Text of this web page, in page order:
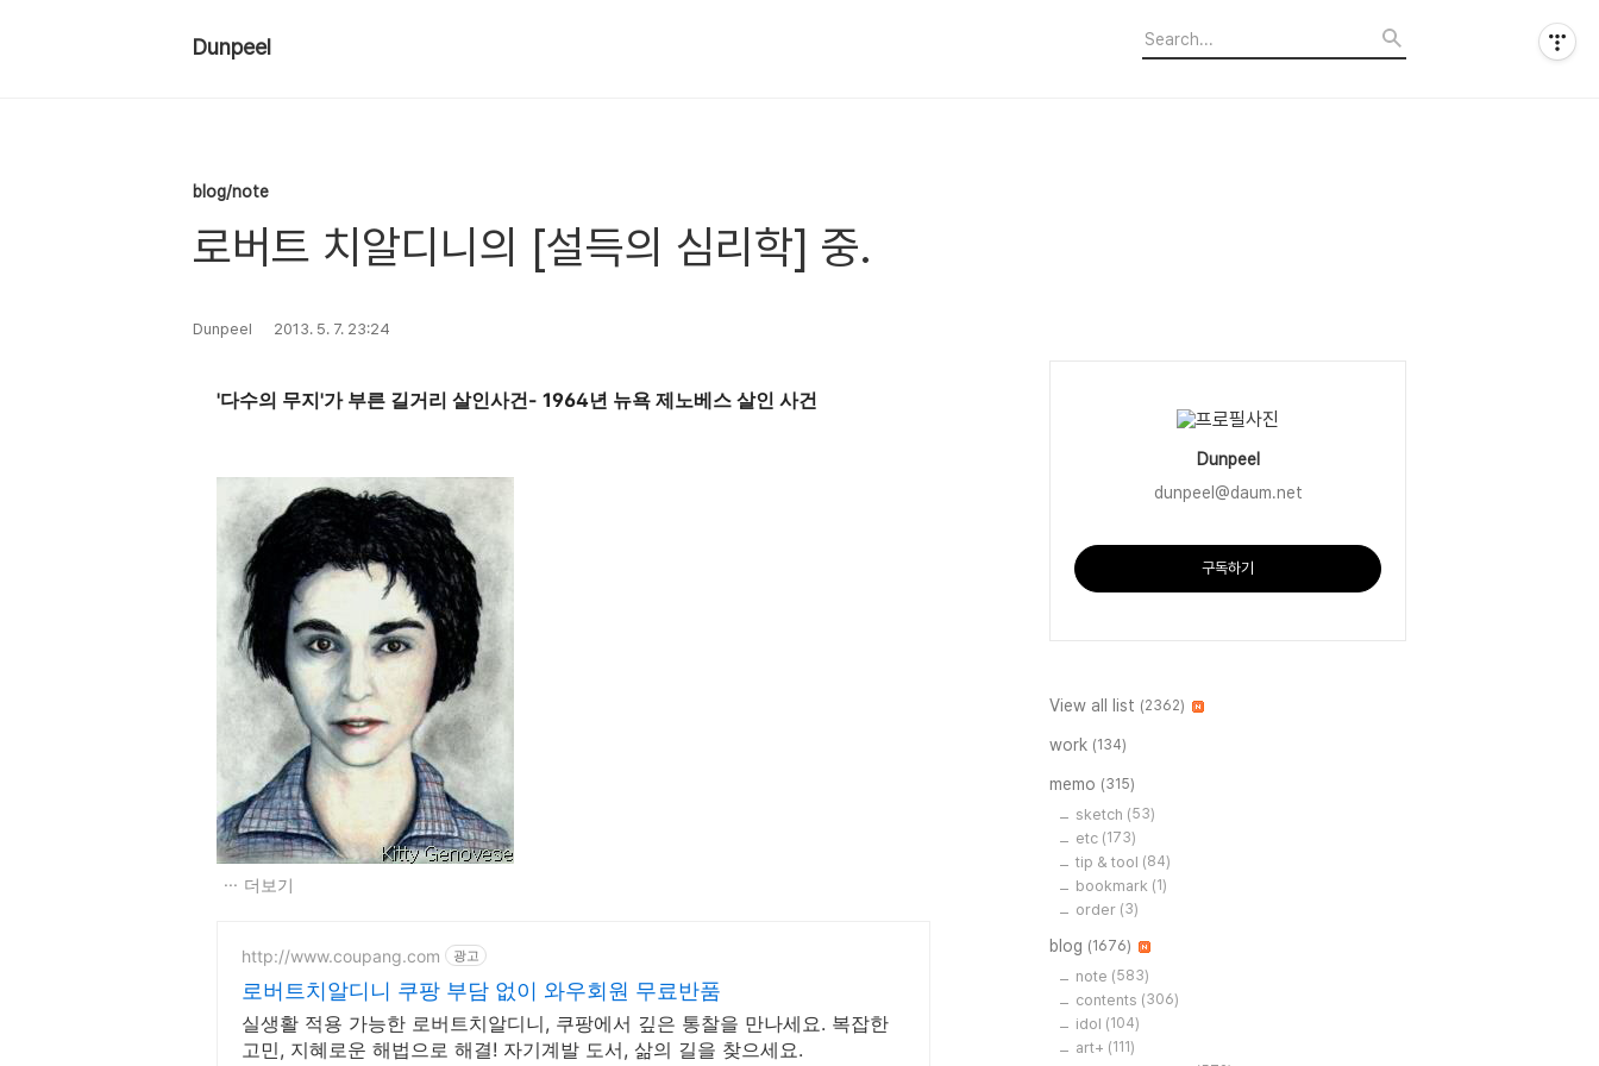
Dunpeel
blog/note
로버트 치알디니의 [설득의 심리학] 중.
Dunpeel 2013. 5. 7. 23:24
'다수의 무지'가 부른 길거리 살인사건- 1964년 뉴욕 제노베스 살인 사건
더보기
http://www.coupang.com 광고
로버트치알디니 쿠팡 부담 없이 와우회원 무료반품
실생활 적용 가능한 로버트치알디니, 쿠팡에서 깊은 통찰을 만나세요. 복잡한
고민, 지혜로운 해법으로 해결! 자기계발 도서, 삶의 길을 찾으세요.
Dunpeel
dunpeel@daum.net
구독하기
View all list (2362)
work (134)
memo (315)
sketch (53)
etc (173)
tip & tool (84)
bookmark (1)
order (3)
blog (1676)
note (583)
contents (306)
idol (104)
art+ (111)